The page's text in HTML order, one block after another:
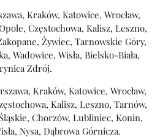
Kraków, Katowice, Wrocław,
Częstochowa, Kalisz, Leszno,
Żywiec, Tarnowskie Góry,
Wadowice, Wisła, Bielsko-Biała,
Zdrój.
Kraków, Katowice, Wrocław,
Kalisz, Leszno, Tarnów,
Chorzów, Lubliniec, Konin,
Nysa, Dąbrowa Górnicza.